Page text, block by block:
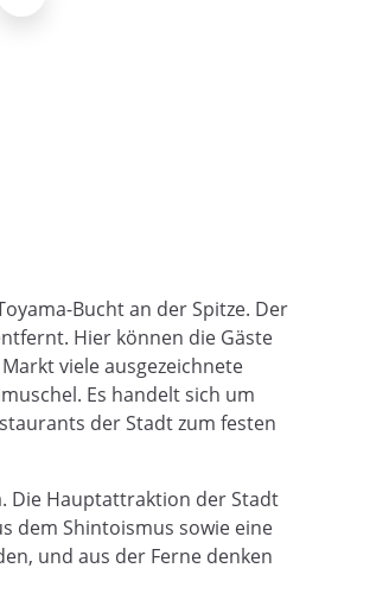
Bucht an der Spitze. Der
Hier können die Gäste
viele ausgezeichnete
Es handelt sich um
der Stadt zum festen
Die Hauptattraktion der Stadt
dem Shintoismus sowie eine
und aus der Ferne denken